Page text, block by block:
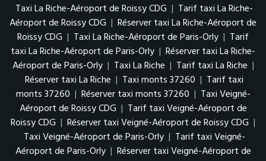
Taxi La Riche-Aéroport de Roissy CDG | Tarif taxi La Riche-
Aéroport de Roissy CDG | Réserver taxi La Riche-Aéroport de
Roissy CDG | Taxi La Riche-Aéroport de Paris-Orly | Tarif
taxi La Riche-Aéroport de Paris-Orly | Réserver taxi La Riche-
Aéroport de Paris-Orly | Taxi La Riche | Tarif taxi La Riche |
Réserver taxi La Riche | Taxi monts 37260 | Tarif taxi
monts 37260 | Réserver taxi monts 37260 | Taxi Veigné-
Aéroport de Roissy CDG | Tarif taxi Veigné-Aéroport de
Roissy CDG | Réserver taxi Veigné-Aéroport de Roissy CDG |
Taxi Veigné-Aéroport de Paris-Orly | Tarif taxi Veigné-
Aéroport de Paris-Orly | Réserver taxi Veigné-Aéroport de